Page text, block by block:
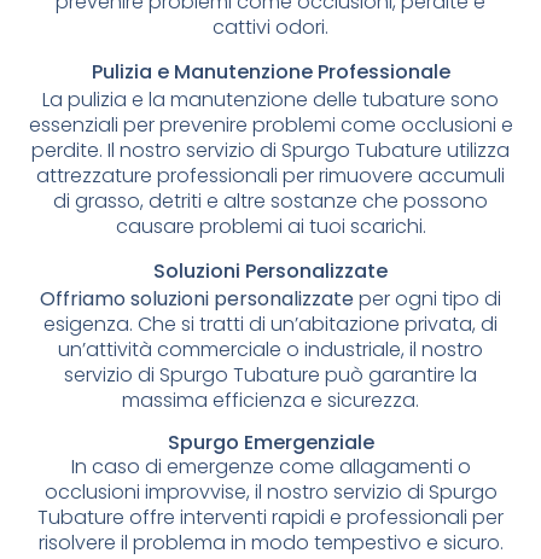
cattivi odori.
Pulizia e Manutenzione Professionale
La pulizia e la manutenzione delle tubature sono
essenziali per prevenire problemi come occlusioni e
perdite. Il nostro servizio di Spurgo Tubature utilizza
attrezzature professionali per rimuovere accumuli
di grasso, detriti e altre sostanze che possono
causare problemi ai tuoi scarichi.
Soluzioni Personalizzate
Offriamo soluzioni personalizzateper ogni tipo di
esigenza. Che si tratti di un’abitazione privata, di
un’attività commerciale o industriale, il nostro
servizio di Spurgo Tubature può garantire la
massima efficienza e sicurezza.
Spurgo Emergenziale
In caso di emergenze come allagamenti o
occlusioni improvvise, il nostro servizio di Spurgo
Tubature offre interventi rapidi e professionali per
risolvere il problema in modo tempestivo e sicuro.